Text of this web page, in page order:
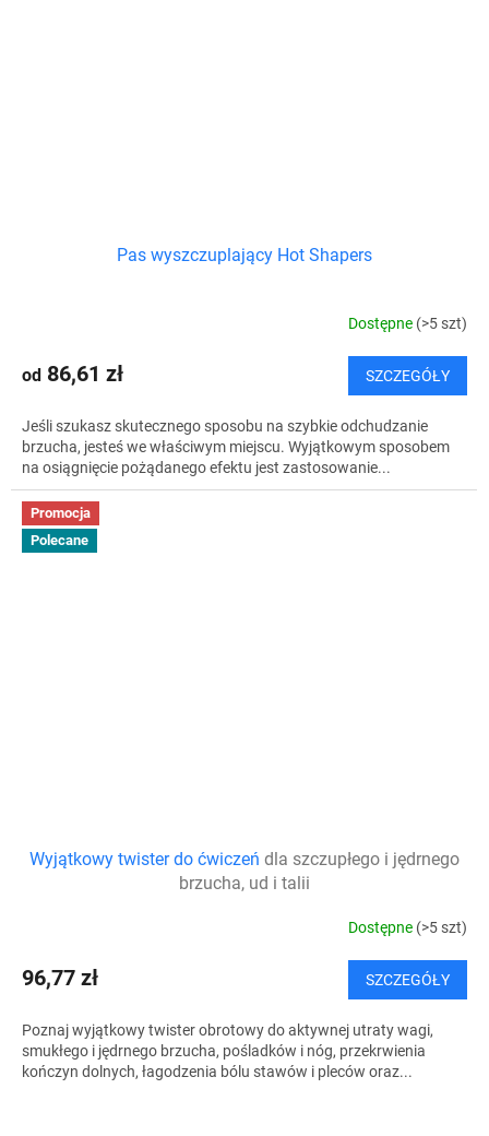
Pas wyszczuplający Hot Shapers
Dostępne (>5 szt)
od 86,61 zł SZCZEGÓŁY
Jeśli szukasz skutecznego sposobu na szybkie odchudzanie
brzucha, jesteś we właściwym miejscu. Wyjątkowym sposobem
na osiągnięcie pożądanego efektu jest zastosowanie...
Promocja
Polecane
Wyjątkowy twister do ćwiczeń dla szczupłego i jędrnego
brzucha, ud i talii
Dostępne (>5 szt)
96,77 zł SZCZEGÓŁY
Poznaj wyjątkowy twister obrotowy do aktywnej utraty wagi,
smukłego i jędrnego brzucha, pośladków i nóg, przekrwienia
kończyn dolnych, łagodzenia bólu stawów i pleców oraz...